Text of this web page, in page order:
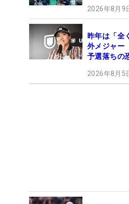
2026年8月9
昨年は「全
外メジャー
予選落ちの
2026年8月5